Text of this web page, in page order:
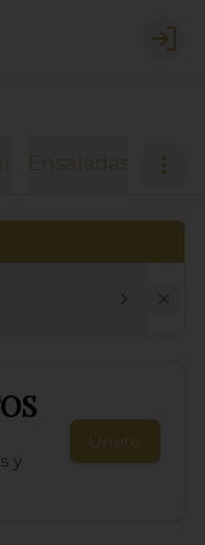
Ensaladas.
y
Únete